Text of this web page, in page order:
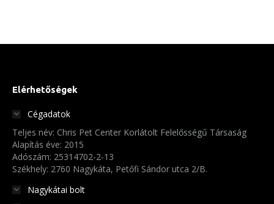
Elérhetőségek
Cégadatok
Teljes név: Chris Pet Center Korlátolt Felelősségű Társaság
Alapítás éve: 2015
Adószám: 25314702-2-13
Székhely: 2760 Nagykáta, Petőfi Sándor utca 2/B.
Nagykátai bolt